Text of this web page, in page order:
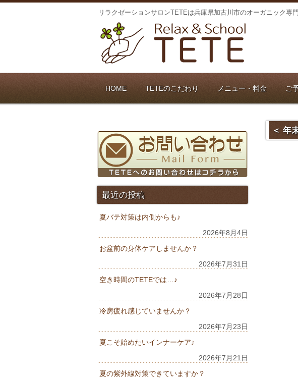
リラクゼーションサロンTETEは兵庫県加古川市のオーガニック専
HOME TETEのこだわり メニュー・料金 ご
＜ 年
最近の投稿
夏バテ対策は内側からも♪
2026年8月4日
お盆前の身体ケアしませんか？
2026年7月31日
空き時間のTETEでは…♪
2026年7月28日
冷房疲れ感じていませんか？
2026年7月23日
夏こそ始めたいインナーケア♪
2026年7月21日
夏の紫外線対策できていますか？